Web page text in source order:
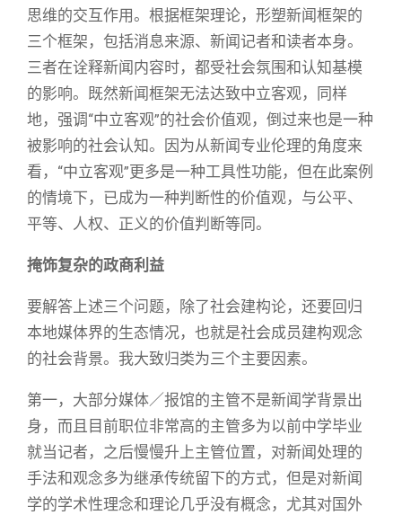
思维的交互作用。根据框架理论，形塑新闻框架的
三个框架，包括消息来源、新闻记者和读者本身。
三者在诠释新闻内容时，都受社会氛围和认知基模
的影响。既然新闻框架无法达致中立客观，同样
地，强调“中立客观”的社会价值观，倒过来也是一种
被影响的社会认知。因为从新闻专业伦理的角度来
看，“中立客观”更多是一种工具性功能，但在此案例
的情境下，已成为一种判断性的价值观，与公平、
平等、人权、正义的价值判断等同。
掩饰复杂的政商利益
要解答上述三个问题，除了社会建构论，还要回归
本地媒体界的生态情况，也就是社会成员建构观念
的社会背景。我大致归类为三个主要因素。
第一，大部分媒体／报馆的主管不是新闻学背景出
身，而且目前职位非常高的主管多为以前中学毕业
就当记者，之后慢慢升上主管位置，对新闻处理的
手法和观念多为继承传统留下的方式，但是对新闻
学的学术性理念和理论几乎没有概念，尤其对国外